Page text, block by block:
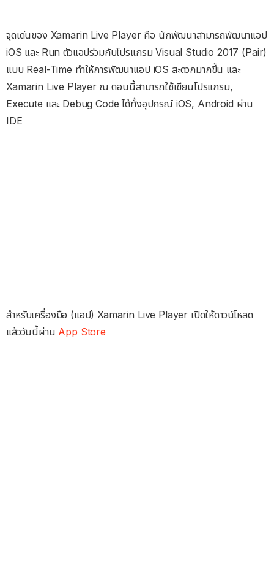
จุดเด่นของ Xamarin Live Player คือ นักพัฒนาสามารถพัฒนาแอป
iOS และ Run ตัวแอปร่วมกับโปรแกรม Visual Studio 2017 (Pair)
แบบ Real-Time ทำให้การพัฒนาแอป iOS สะดวกมากขึ้น และ
Xamarin Live Player ณ ตอนนี้สามารถใช้เขียนโปรแกรม,
Execute และ Debug Code ได้ทั้งอุปกรณ์ iOS, Android ผ่าน
IDE
สำหรับเครื่องมือ (แอป) Xamarin Live Player เปิดให้ดาวน์โหลด
แล้ววันนี้ผ่าน App Store